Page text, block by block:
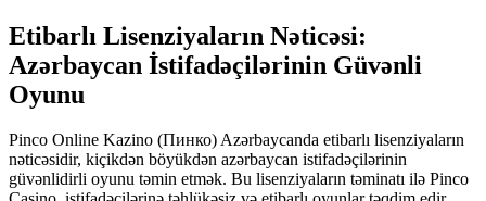
Etibarlı Lisenziyaların Nəticəsi:
Azərbaycan İstifadəçilərinin Güvənli
Oyunu
Pinco Online Kazino (Пинко) Azərbaycanda etibarlı lisenziyaların
nəticəsidir, kiçikdən böyükdən azərbaycan istifadəçilərinin
güvənlidirli oyunu təmin etmək. Bu lisenziyaların təminatı ilə Pinco